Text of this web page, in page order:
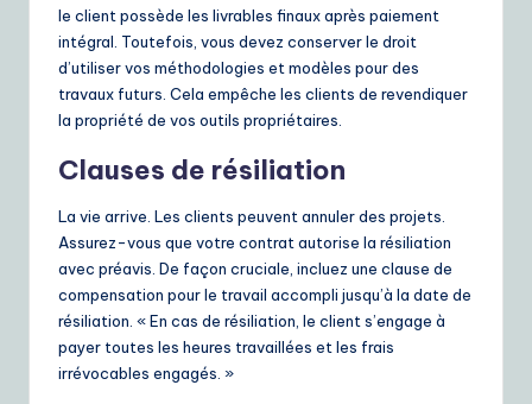
le client possède les livrables finaux après paiement
intégral. Toutefois, vous devez conserver le droit
d’utiliser vos méthodologies et modèles pour des
travaux futurs. Cela empêche les clients de revendiquer
la propriété de vos outils propriétaires.
Clauses de résiliation
La vie arrive. Les clients peuvent annuler des projets.
Assurez-vous que votre contrat autorise la résiliation
avec préavis. De façon cruciale, incluez une clause de
compensation pour le travail accompli jusqu’à la date de
résiliation. « En cas de résiliation, le client s’engage à
payer toutes les heures travaillées et les frais
irrévocables engagés. »